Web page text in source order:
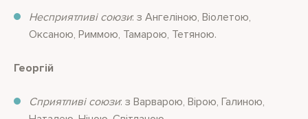
Несприятливі союзи: з Ангеліною, Віолетою,
Оксаною, Риммою, Тамарою, Тетяною.
Георгій
Сприятливі союзи: з Варварою, Вірою, Галиною,